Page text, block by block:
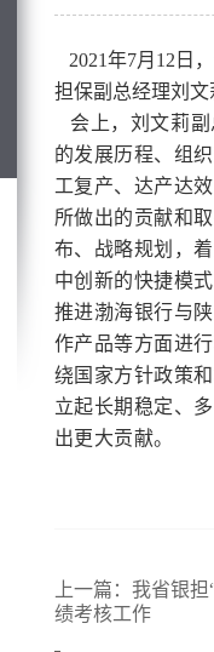
2021年7月 12 日
担保副总经理刘文
会上，刘文莉副
的发展历程、组
工复产、达产达
所做出的贡献和
布、战略规划，
中创新的快捷模
推进渤海银行与
作产品等方面进
绕国家方针政策
立起长期稳定、
出更大贡献。
上一篇： 我省银担
绩考核工作